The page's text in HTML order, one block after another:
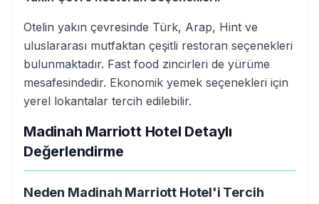
Otelin yakın çevresinde Türk, Arap, Hint ve
uluslararası mutfaktan çeşitli restoran seçenekleri
bulunmaktadır. Fast food zincirleri de yürüme
mesafesindedir. Ekonomik yemek seçenekleri için
yerel lokantalar tercih edilebilir.
Madinah Marriott Hotel Detaylı
Değerlendirme
Neden Madinah Marriott Hotel'i Tercih